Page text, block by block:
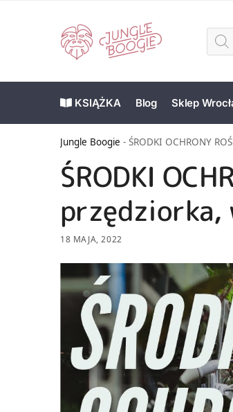
KSIĄŻKA Blog Sklep
Jungle Boogie - ŚRODKI OCHRONY
ŚRODKI
przędziorka,
18 MAJA, 2022